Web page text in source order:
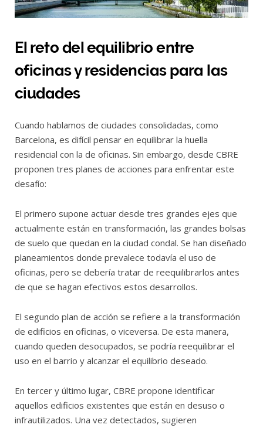
El reto del equilibrio entre
oficinas y residencias para las
ciudades
Cuando hablamos de ciudades consolidadas, como
Barcelona, es difícil pensar en equilibrar la huella
residencial con la de oficinas. Sin embargo, desde CBRE
proponen tres planes de acciones para enfrentar este
desafío:
El primero supone actuar desde tres grandes ejes que
actualmente están en transformación, las grandes bolsas
de suelo que quedan en la ciudad condal. Se han diseñado
planeamientos donde prevalece todavía el uso de
oficinas, pero se debería tratar de reequilibrarlos antes
de que se hagan efectivos estos desarrollos.
El segundo plan de acción se refiere a la transformación
de edificios en oficinas, o viceversa. De esta manera,
cuando queden desocupados, se podría reequilibrar el
uso en el barrio y alcanzar el equilibrio deseado.
En tercer y último lugar, CBRE propone identificar
aquellos edificios existentes que están en desuso o
infrautilizados. Una vez detectados, sugieren